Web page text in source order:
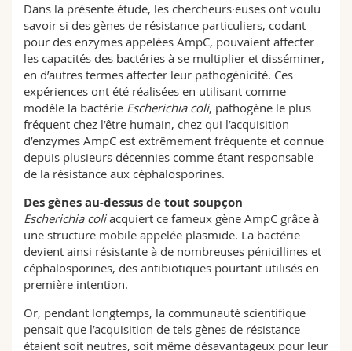
Dans la présente étude, les chercheurs·euses ont voulu
savoir si des gènes de résistance particuliers, codant
pour des enzymes appelées AmpC, pouvaient affecter
les capacités des bactéries à se multiplier et disséminer,
en d’autres termes affecter leur pathogénicité. Ces
expériences ont été réalisées en utilisant comme
modèle la bactérie Escherichia coli, pathogène le plus
fréquent chez l’être humain, chez qui l’acquisition
d’enzymes AmpC est extrêmement fréquente et connue
depuis plusieurs décennies comme étant responsable
de la résistance aux céphalosporines.
Des gènes au-dessus de tout soupçon
Escherichia coliacquiert ce fameux gène AmpC grâce à
une structure mobile appelée plasmide. La bactérie
devient ainsi résistante à de nombreuses pénicillines et
céphalosporines, des antibiotiques pourtant utilisés en
première intention.
Or, pendant longtemps, la communauté scientifique
pensait que l’acquisition de tels gènes de résistance
étaient soit neutres, soit même désavantageux pour leur